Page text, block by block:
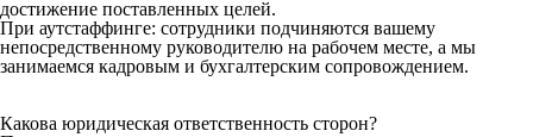
достижение поставленных целей.
При аутстаффинге: сотрудники подчиняются вашему
непосредственному руководителю на рабочем месте, а мы
занимаемся кадровым и бухгалтерским сопровождением.
Какова юридическая ответственность сторон?